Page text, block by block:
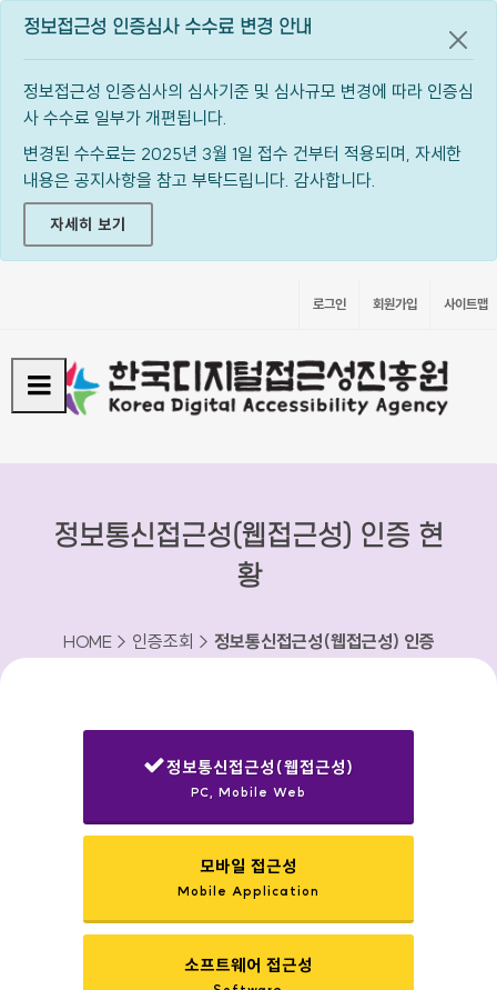
정보접근성 인증심사 수수료 변경 안내
정보접근성 인증심사의 심사기준 및 심사규모 변경에 따라 인증심
사 수수료 일부가 개편됩니다.
변경된 수수료는 2025년 3월 1일 접수 건부터 적용되며, 자세한
내용은 공지사항을 참고 부탁드립니다. 감사합니다.
자세히 보기
공지
로그인 회원가입 사이트맵
정보통신접근성(웹접근성) 인증 현
황
HOME > 인증조회 > 정보통신접근성(웹접근성) 인증
정보통신접근성(웹접근성)
PC, Mobile Web
모바일 접근성
Mobile Application
소프트웨어 접근성